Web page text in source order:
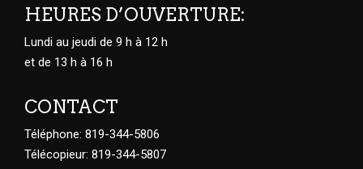
HEURES D’OUVERTURE:
Lundi au jeudi de 9 h à 12 h
et de 13 h à 16 h
CONTACT
Téléphone: 819-344-5806
Télécopieur: 819-344-5807